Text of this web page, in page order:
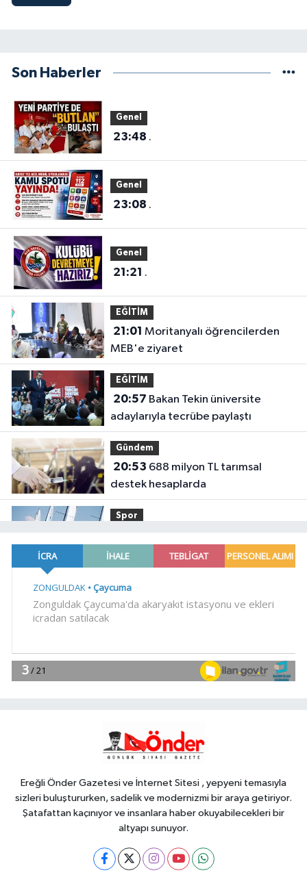
Son Haberler
Genel
23:48 .
Genel
23:08 .
Genel
21:21 .
EĞİTİM
21:01
MEB'e ziyaret
EĞİTİM
20:57
adaylarıyla tecrübe paylaştı
Gündem
20:53
destek hesaplarda
Spor
mücadelesi ilk günde nefes kesti
18:55Bursa'da tarihi eser
18:45
girişimcilere yeni kapılar açıyor
Ereğli Önder Gazetesi ve İnternet Sitesi , yepyeni temasıyla
sizleri buluştururken, sadelik ve modernizmi bir araya getiriyor.
Şatafattan kaçınıyor ve insanlara haber okuyabilecekleri bir
altyapı sunuyor.